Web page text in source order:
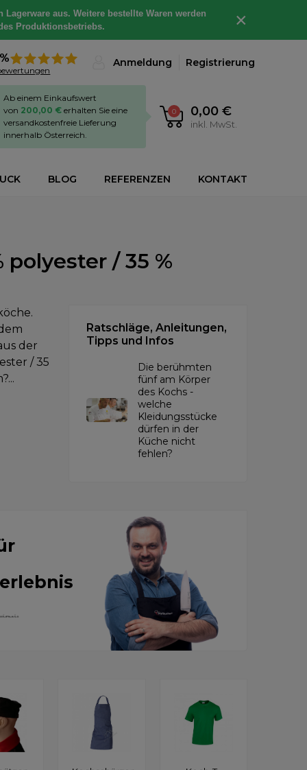
aus. Weitere bestellte Waren werden
Produktionsbetriebs.
×
Anmeldung Registrierung
0 0,00 €
inkl. MwSt.
Ab einem Einkaufswert
von 200,00 € erhalten Sie eine
versandkostenfreie Lieferung
innerhalb Österreich.
BLOG REFERENZEN KONTAKT
/ 35 %
der
/ 35
Ratschläge, Anleitungen,
Tipps und Infos
Die berühmten
fünf am Körper
des Kochs -
welche
Kleidungsstücke
dürfen in der
Küche nicht
fehlen?